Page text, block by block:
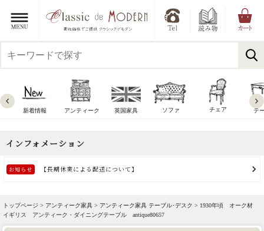
新着情報 アンティーク 英国家具 ソファ チェア テ
トップページ > アンティーク家具 > アンティーク家具 テーブル･デスク > 1930年頃 オーク材
イギリス アンティーク・ダイニングテーブル antique80657